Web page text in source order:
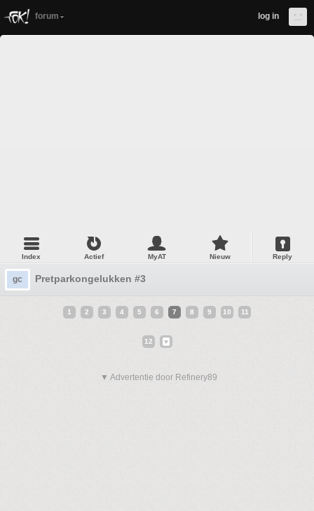
forum log in
Index Actief MyAT Nieuw Reply
gc Pretparkongelukken #3
1 2 3 4 5 6 7 8 9 10 11
12
▼ Advertentie door Refinery89